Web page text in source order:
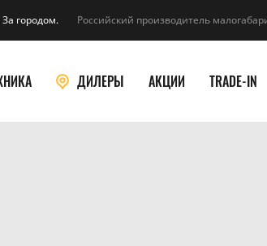
За городом. Российский производитель
ДИЛЕРЫ АКЦИИ TRADE-IN